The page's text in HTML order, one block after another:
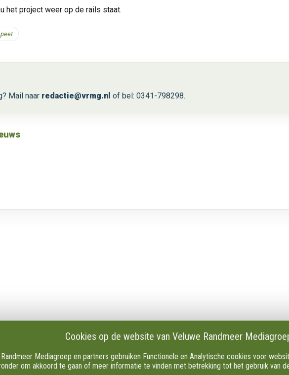
het project weer op de rails staat.
Mail naar redactie@vrmg.nl of bel: 0341-798298.
Publicaties en verslagen
Tip de redactie
Download onze Apps
AVG
Klachten
Cookies op de website van Veluwe Randmeer
Mediagroep en partners gebruiken Functionele en Analytische cookies voor
om akkoord te gaan of meer informatie te vinden met betrekking tot het gebruik van